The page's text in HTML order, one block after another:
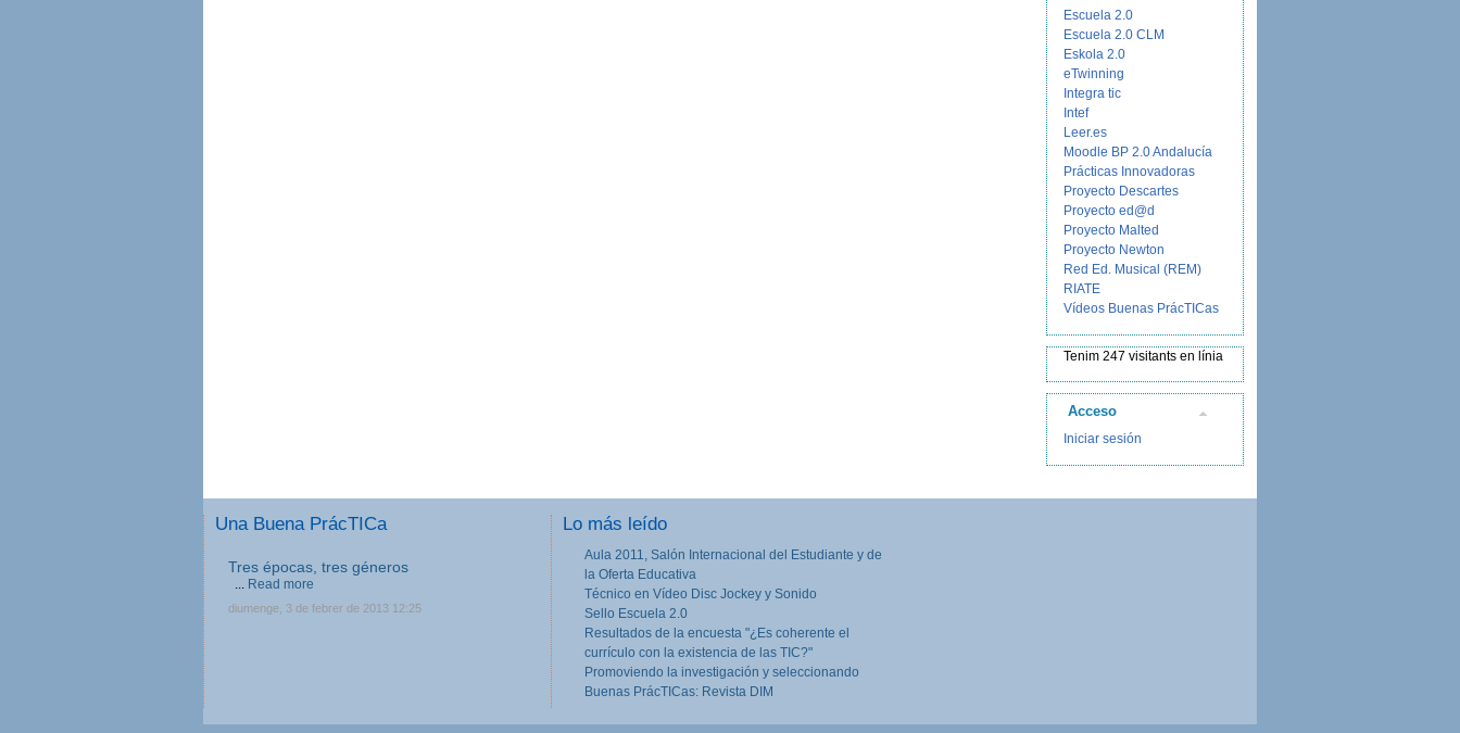
Escuela 2.0
Escuela 2.0 CLM
Eskola 2.0
eTwinning
Integra tic
Intef
Leer.es
Moodle BP 2.0 Andalucía
Prácticas Innovadoras
Proyecto Descartes
Proyecto ed@d
Proyecto Malted
Proyecto Newton
Red Ed. Musical (REM)
RIATE
Vídeos Buenas PrácTICas
Tenim 247 visitants en línia
Acceso
Iniciar sesión
Una Buena PrácTICa
Tres épocas, tres géneros
... Read more
diumenge, 3 de febrer de 2013 12:25
Lo más leído
Aula 2011, Salón Internacional del Estudiante y de
la Oferta Educativa
Técnico en Vídeo Disc Jockey y Sonido
Sello Escuela 2.0
Resultados de la encuesta "¿Es coherente el
currículo con la existencia de las TIC?"
Promoviendo la investigación y seleccionando
Buenas PrácTICas: Revista DIM